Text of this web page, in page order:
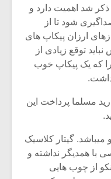
ذکر شد اهمیت دارد و
شود تا از
ارزان پیکاپ های
توقع زیادی از
که یک پیکاپ خوب
داشت.
مسلما پرداخت این
میباشد. گیتار کلاسیک
با همدیگر نداشته و
از چوب هایی